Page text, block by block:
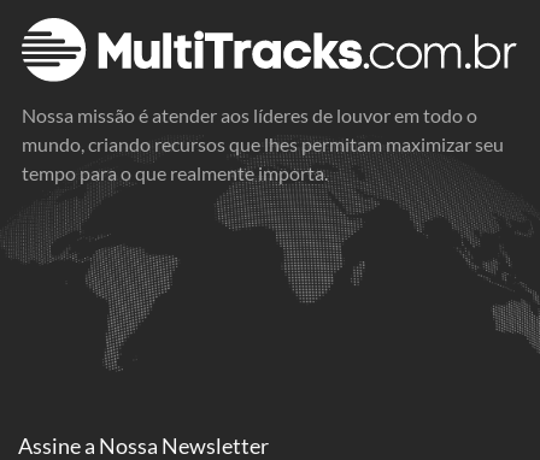
Nossa missão é atender aos líderes de louvor em todo o
mundo, criando recursos que lhes permitam maximizar seu
tempo para o que realmente importa.
Assine a Nossa Newsletter